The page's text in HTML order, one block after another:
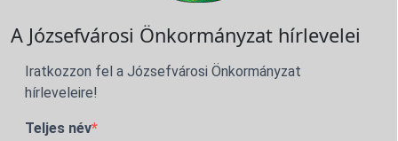
A Józsefvárosi Önkormányzat hírlevelei
Iratkozzon fel a Józsefvárosi Önkormányzat
hírleveleire!
Teljes név